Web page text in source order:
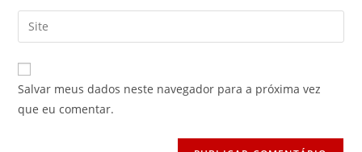
de
usuário
para
comentar
endereço
de
mail
para
comentar
Digite
o
URL
do
site
Salvar meus dados neste navegador para a próxima vez
que eu comentar.